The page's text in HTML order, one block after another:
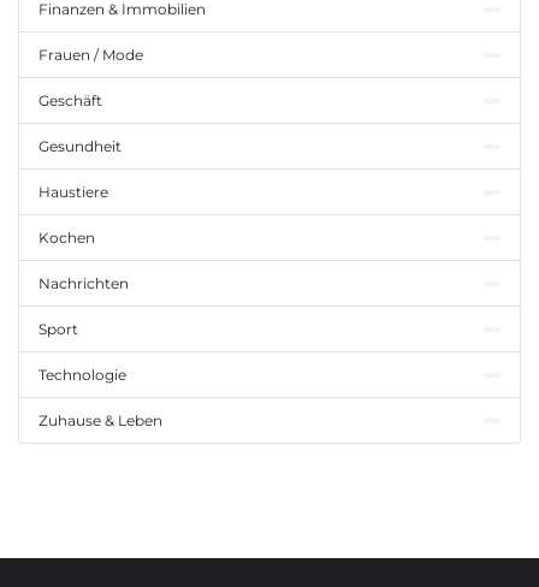
Finanzen & Immobilien
Frauen / Mode
Geschäft
Gesundheit
Haustiere
Kochen
Nachrichten
Sport
Technologie
Zuhause & Leben